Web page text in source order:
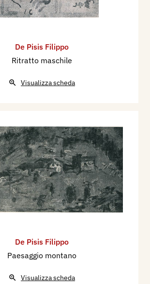
De Pisis Filippo
Ritratto maschile
Visualizza scheda
De Pisis Filippo
Paesaggio montano
Visualizza scheda